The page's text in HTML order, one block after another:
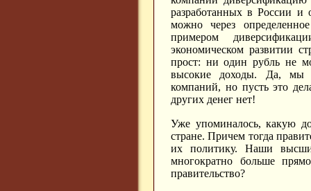
разработанных в России
можно через
примером
экономическом развитии
прост: ни один рубль не
высокие доходы. Да, мы
компаний, но пусть это
других денег нет!
Уже упоминалось, какую
стране. Причем тогда
их политику. Наши
многократно больше
правительство?